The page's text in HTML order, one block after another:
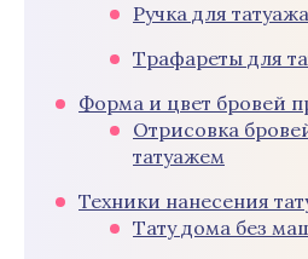
Ручка для
Трафареты для
Форма и цвет бровей
Отрисовка
татуажем
Техники нанесения
Тату дома без